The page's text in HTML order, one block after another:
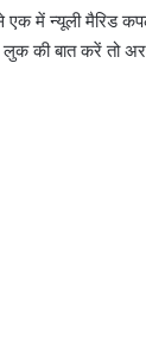
एक में न्यूली
की बात करें तो